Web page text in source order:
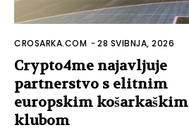
CROSARKA.COM -28 SVIBNJA, 2026
Crypto4me najavljuje
partnerstvo s elitnim
europskim košarkaškim
klubom